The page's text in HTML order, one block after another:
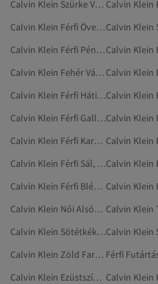
Calvin Klein Szürke Válltáskák
Calvin Klein Férfi Övek És Nadrágtartók
Calvin Klein Férfi Pénztárcák
Calvin Klein Fehér Válltáskák
Calvin Klein Férfi Hátizsákok
Calvin Klein Férfi Galléros Pólók
Calvin Klein Férfi Kardigánok
Calvin Klein Férfi Sál, Sapka És Kesztyű Szett
Calvin Klein Férfi Blézerek
Calvin Klein Női Alsóneműszettek
Calvin Klein Sötétkék Kalapok, Sapkák És Kesztyűk
Calvin Klein Zöld Farmerek Férfi
Calvin Klein Ezüstszínű Válltáskák